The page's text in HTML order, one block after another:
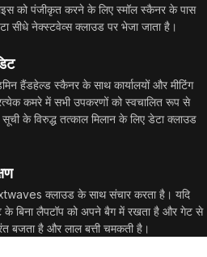
को पंजीकृत करने के लिए स्मॉल स्कैनर के पास
सीधे नेक्स्टवेव्स क्लाउड पर भेजा जाता है।
हैंडहेल्ड स्कैनर के साथ कार्यालयों और मीटिंग
कमरे में सभी उपकरणों को स्वचालित रूप से
के विरुद्ध तत्काल मिलान के लिए डेटा क्लाउड
क्लाउड के साथ संचार करता है। यदि
बिना लैपटॉप को अपने बैग में रखता है और गेट से
बजता है और लाल बत्ती चमकती है।